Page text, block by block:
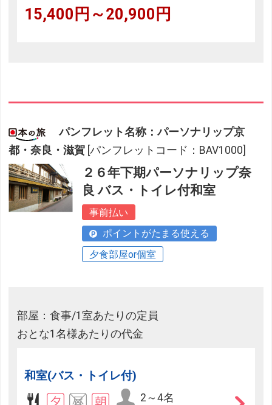
15,400円～20,900円
パンフレット名称：パーソナリップ京
都・奈良・滋賀 [パンフレットコード：BAV1000]
２６年下期パーソナリップ奈
良 バス・トイレ付和室
事前払い
ポイントがたまる使える
夕食部屋or個室
部屋：食事/1室あたりの定員
おとな1名様あたりの代金
和室(バス・トイレ付)
2～4名